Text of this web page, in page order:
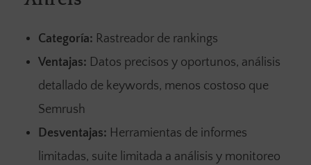
Categoría: Rastreador de rankings
Ventajas: Datos precisos y oportunos, análisis
detallado de keywords, menos costoso que
Semrush
Desventajas: Herramientas de informes
limitadas, suite limitada a análisis y monitoreo